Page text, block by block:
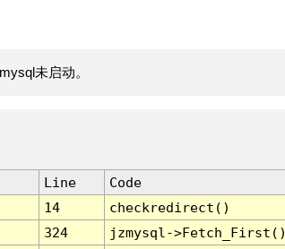
未启动。
Line
Code
14
checkredirect()
324
jzmysql-